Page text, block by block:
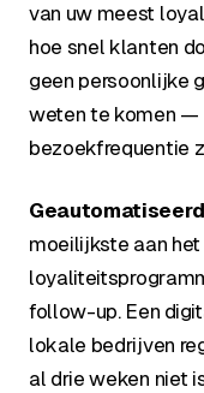
van uw meest
hoe snel klanten
geen persoonlijke
weten te komen —
bezoekfrequentie
moeilijkste aan
follow-up. Een
lokale bedrijven
al drie weken niet